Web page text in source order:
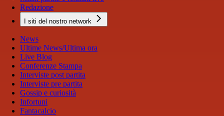
Redazione
I siti del nostro network
News
Ultime News/Ultima ora
Live Blog
Conferenze Stampa
Interviste post partita
Interviste pre partita
Gossip e curiosità
Infortuni
Fantacalcio